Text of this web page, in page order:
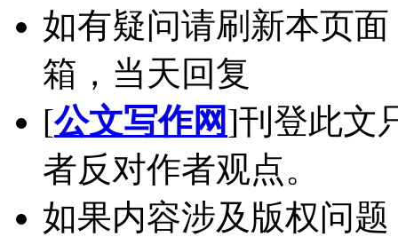
如有疑问请刷新本页
箱，当天回复
[公文写作网]刊登此文
者反对作者观点。
如果内容涉及版权问